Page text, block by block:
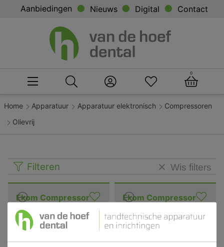
Aanbiedingen Nieuws Digital Contact
0
Home Apparatuur Apparatuur elektronisch
Compressoren
Olievrij
Filteren Wis filters
Ekom Compressor
Olievrij Model DK50
2V
Ekom Compressor
incl.
Membraamdroger